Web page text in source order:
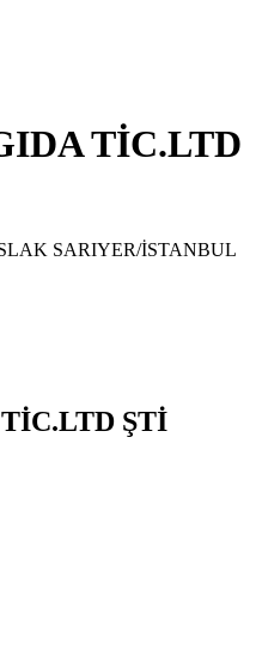
TİC.LTD
SARIYER/İSTANBUL
ŞTİ